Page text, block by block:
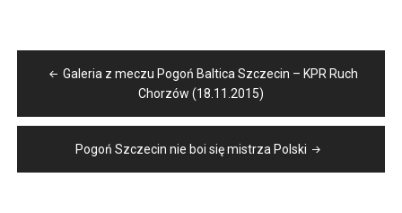
Nawigacja
Galeria z meczu Pogoń Baltica Szczecin – KPR Ruch
Chorzów (18.11.2015)
Pogoń Szczecin nie boi się mistrza Polski